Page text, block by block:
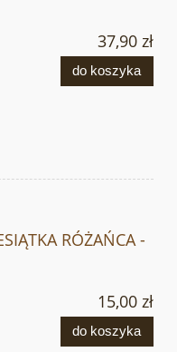
37,90 zł
do koszyka
RÓŻAŃCA -
15,00 zł
do koszyka